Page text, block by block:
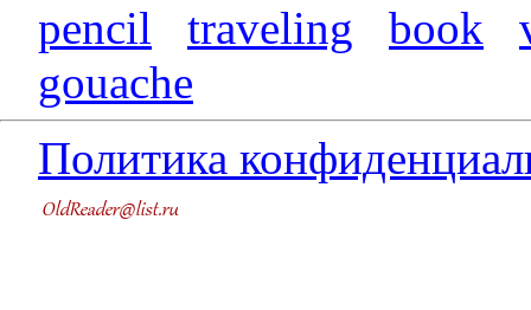
pencil
traveling book
gouache
Политика